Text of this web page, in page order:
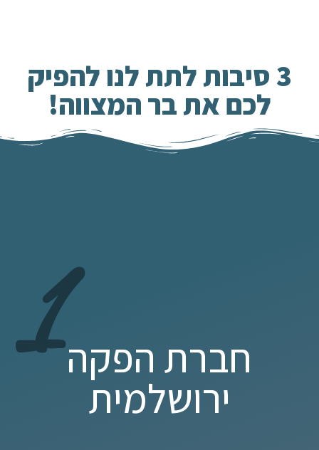
3 סיבות לתת לנו להפיק
לכם את בר המצווה!
1חברת הפקה
ירושלמית